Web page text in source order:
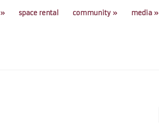
» space rental community » media »